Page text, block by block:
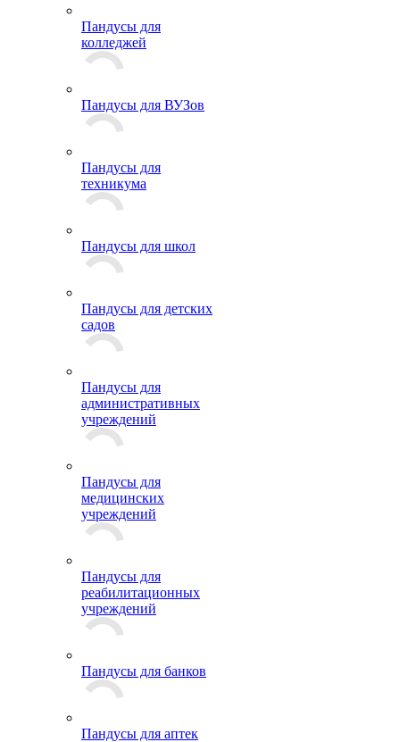
Пандусы для
колледжей
Пандусы для ВУЗов
Пандусы для
техникума
Пандусы для школ
Пандусы для детских
садов
Пандусы для
административных
учреждений
Пандусы для
медицинских
учреждений
Пандусы для
реабилитационных
учреждений
Пандусы для банков
Пандусы для аптек